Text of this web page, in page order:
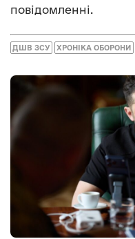
повідомленні.
ДШВ ЗСУ ХРОНІКА ОБОРОНИ